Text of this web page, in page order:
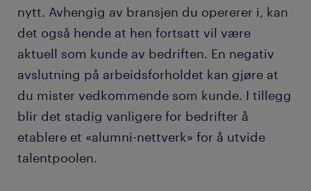
nytt. Avhengig av bransjen du opererer i, kan
det også hende at hen fortsatt vil være
aktuell som kunde av bedriften. En negativ
avslutning på arbeidsforholdet kan gjøre at
du mister vedkommende som kunde. I tillegg
blir det stadig vanligere for bedrifter å
etablere et «alumni-nettverk» for å utvide
talentpoolen.